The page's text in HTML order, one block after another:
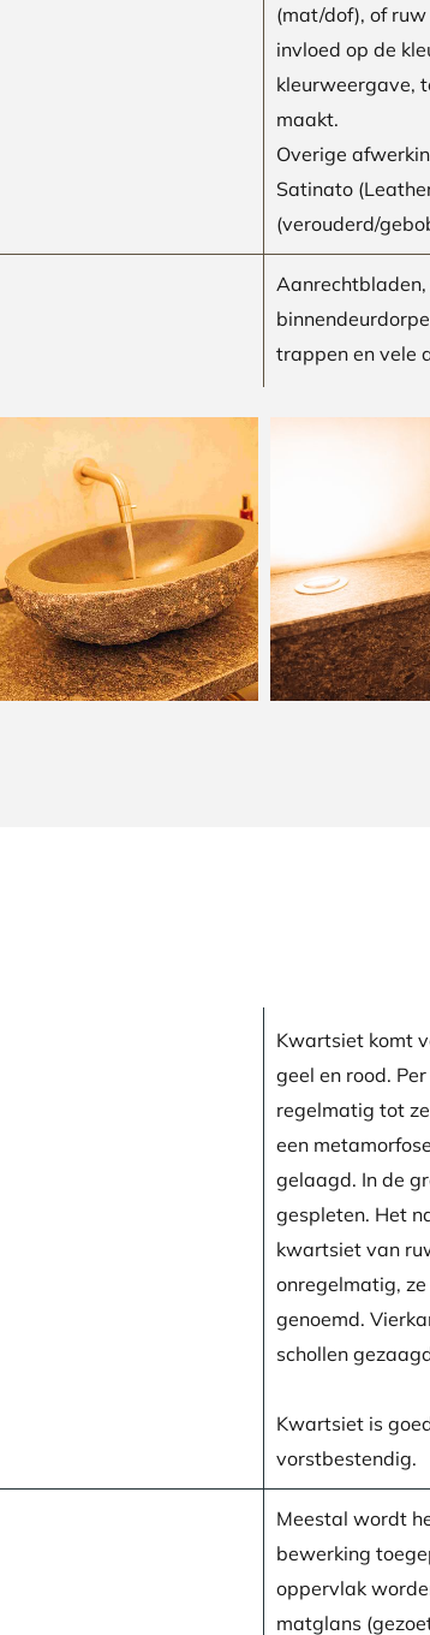
(mat/dof), of
invloed op de
kleurweergave,
maakt.
Overige
Satinato
(verouderd/
trappen en vele
Kwartsiet komt
geel en rood.
regelmatig tot
een
gelaagd. In de
gespleten. Het
kwartsiet van
onregelmatig,
genoemd.
schollen
Kwartsiet is
vorstbestendig.
Meestal wordt
bewerking
oppervlak
matglans